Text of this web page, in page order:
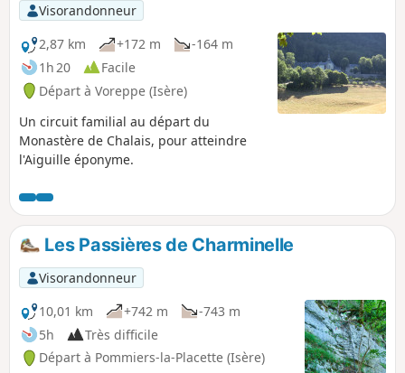
Visorandonneur
2,87 km
+172 m
-164 m
1h 20
Facile
Départ à Voreppe (Isère)
Un circuit familial au départ du
Monastère de Chalais, pour atteindre
l'Aiguille éponyme.
Les Passières de Charminelle
Visorandonneur
10,01 km
+742 m
-743 m
5h
Très difficile
Départ à Pommiers-la-Placette (Isère)